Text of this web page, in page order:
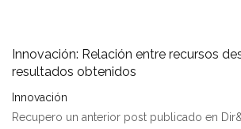
Innovación: Relación entre recursos
resultados obtenidos
Innovación
Recupero un anterior post publicado en